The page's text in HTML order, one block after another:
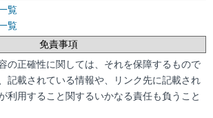
覧
覧
免責事項
の正確性に関しては、それを保障するもので
記載されている情報や、リンク先に記載され
利用すること関するいかなる責任も負うこと